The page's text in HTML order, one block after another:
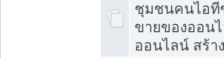
ชุมชนคนไอที
ขายของออน
ออนไลน์ สร้า